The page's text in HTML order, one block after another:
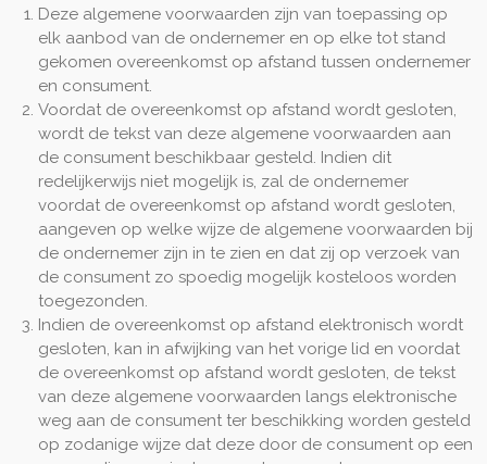
Deze algemene voorwaarden zijn van toepassing op
elk aanbod van de ondernemer en op elke tot stand
gekomen overeenkomst op afstand tussen ondernemer
en consument.
Voordat de overeenkomst op afstand wordt gesloten,
wordt de tekst van deze algemene voorwaarden aan
de consument beschikbaar gesteld. Indien dit
redelijkerwijs niet mogelijk is, zal de ondernemer
voordat de overeenkomst op afstand wordt gesloten,
aangeven op welke wijze de algemene voorwaarden bij
de ondernemer zijn in te zien en dat zij op verzoek van
de consument zo spoedig mogelijk kosteloos worden
toegezonden.
Indien de overeenkomst op afstand elektronisch wordt
gesloten, kan in afwijking van het vorige lid en voordat
de overeenkomst op afstand wordt gesloten, de tekst
van deze algemene voorwaarden langs elektronische
weg aan de consument ter beschikking worden gesteld
op zodanige wijze dat deze door de consument op een